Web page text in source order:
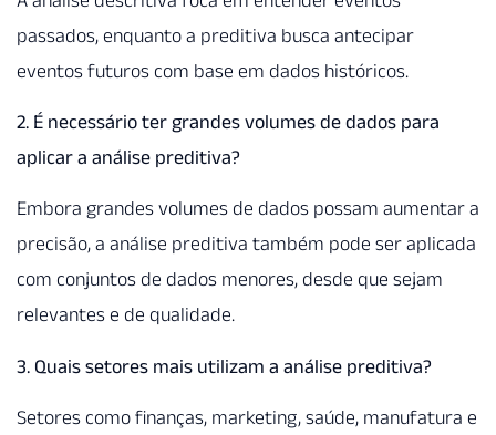
passados, enquanto a preditiva busca antecipar
eventos futuros com base em dados históricos.
2. É necessário ter grandes volumes de dados para
aplicar a análise preditiva?
Embora grandes volumes de dados possam aumentar a
precisão, a análise preditiva também pode ser aplicada
com conjuntos de dados menores, desde que sejam
relevantes e de qualidade.
3. Quais setores mais utilizam a análise preditiva?
Setores como finanças, marketing, saúde, manufatura e